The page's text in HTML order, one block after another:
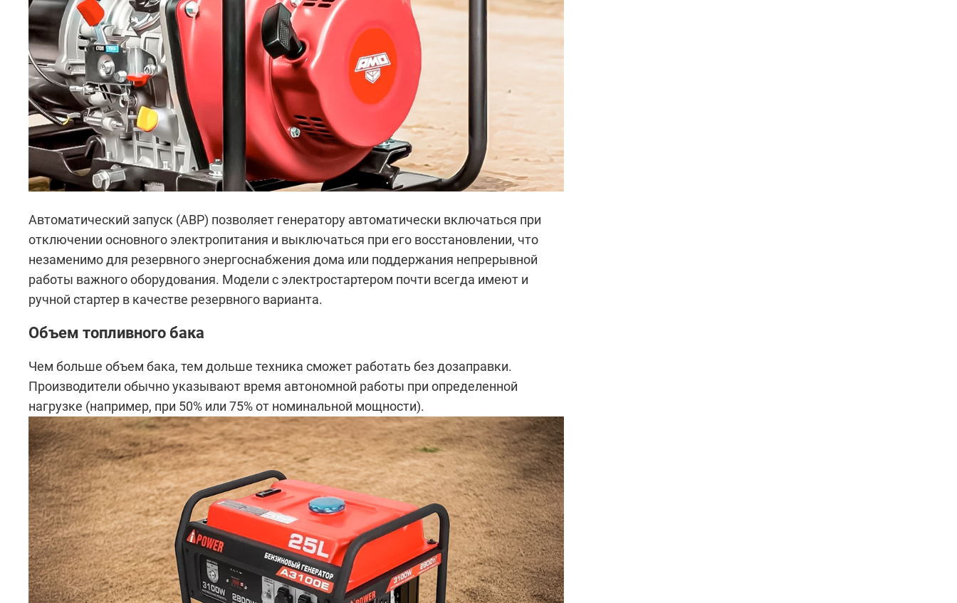
Автоматический запуск (АВР) позволяет генератору автоматически включаться при
отключении основного электропитания и выключаться при его восстановлении, что
незаменимо для резервного энергоснабжения дома или поддержания непрерывной
работы важного оборудования. Модели с электростартером почти всегда имеют и
ручной стартер в качестве резервного варианта.
Объем топливного бака
Чем больше объем бака, тем дольше техника сможет работать без дозаправки.
Производители обычно указывают время автономной работы при определенной
нагрузке (например, при 50% или 75% от номинальной мощности).